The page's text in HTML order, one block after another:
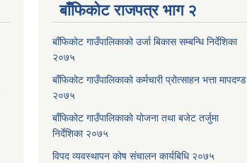
बाँफिकोट राजपत्र भाग २
बाँफिकोट गाउँपालिकाको उर्जा बिकास सम्बन्धि निर्देशिका
२०७५
बाँफिकोट गाउँपालिकाको कर्मचारी प्रोत्साहन भत्ता मापदण्ड
२०७५
बाँफिकोट गाउँपालिकाको योजना तथा बजेट तर्जुमा
निर्देशिका २०७५
विपद व्यवस्थापन कोष संचालन कार्यबिधि २०७५